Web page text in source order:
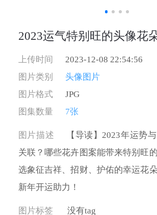
2023运气特别旺的头像花
上传时间
2023-12-08 22:54:56
图片类别
头像图片
图片格式
JPG
图集数量
7张
图片描述
【导读】2023年运势
关联？哪些花卉图案能带来特别旺
选象征吉祥、招财、护佑的幸运花
新年开运助力！
图片标签 没有tag